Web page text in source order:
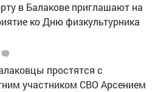
в Балакове приглашают на
ко Дню физкультурника
простятся с
участником СВО Арсением